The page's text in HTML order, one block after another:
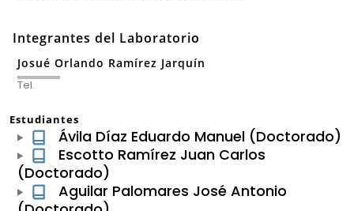
Integrantes del Laboratorio
Josué Orlando Ramírez Jarquín
Tel.
Estudiantes
Ávila Díaz Eduardo Manuel (Doctorado)
Escotto Ramírez Juan Carlos
(Doctorado)
Aguilar Palomares José Antonio